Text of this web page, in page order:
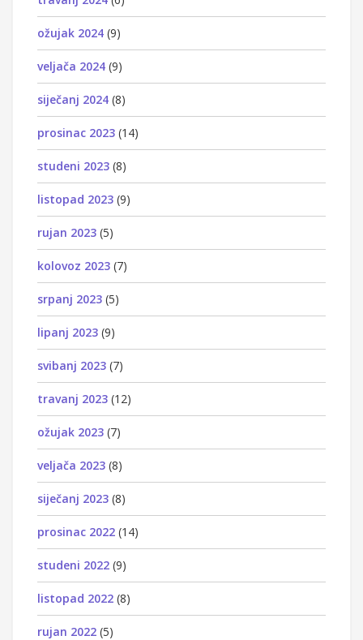
ožujak 2024 (9)
veljača 2024 (9)
siječanj 2024 (8)
prosinac 2023 (14)
studeni 2023 (8)
listopad 2023 (9)
rujan 2023 (5)
kolovoz 2023 (7)
srpanj 2023 (5)
lipanj 2023 (9)
svibanj 2023 (7)
travanj 2023 (12)
ožujak 2023 (7)
veljača 2023 (8)
siječanj 2023 (8)
prosinac 2022 (14)
studeni 2022 (9)
listopad 2022 (8)
rujan 2022 (5)